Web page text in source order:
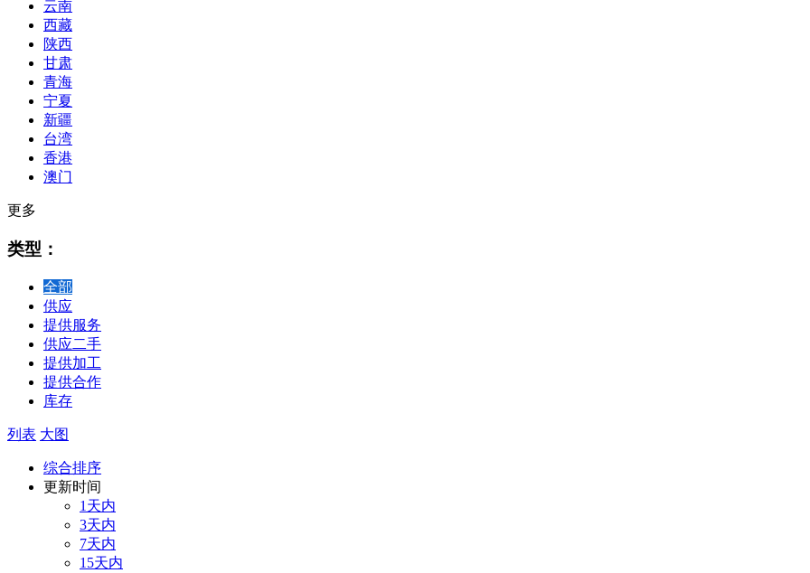
云南
西藏
陕西
甘肃
青海
宁夏
新疆
台湾
香港
澳门
更多
类型：
全部
供应
提供服务
供应二手
提供加工
提供合作
库存
列表 大图
综合排序
更新时间
1天内
3天内
7天内
15天内